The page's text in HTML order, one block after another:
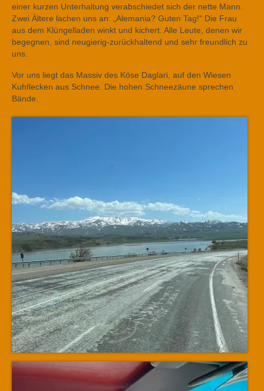
einer kurzen Unterhaltung verabschiedet sich der nette Mann.
Zwei Ältere lachen uns an: „Alemania? Guten Tag!“ Die Frau
aus dem Klüngelladen winkt und kichert. Alle Leute, denen wir
begegnen, sind neugierig-zurückhaltend und sehr freundlich zu
uns.
Vor uns liegt das Massiv des Köse Daglari, auf den Wiesen
Kuhflecken aus Schnee. Die hohen Schneezäune sprechen
Bände.